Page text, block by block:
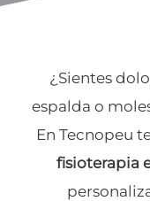
¿Sientes
espalda o
En Tecnopeu
fisioterapia